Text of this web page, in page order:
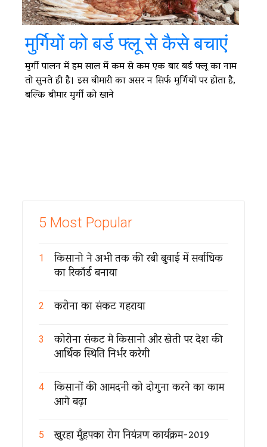
मुर्गियों को बर्ड फ्लू से कैसे बचाएं
मुर्गी पालन में हम साल में कम से कम एक बार बर्ड फ्लू का नाम
तो सुनते ही है। इस बीमारी का असर न सिर्फ मुर्गियों पर होता है,
बल्कि बीमार मुर्गी को खाने
5 Most Popular
1 किसानो ने अभी तक की रबी बुवाई में सर्वाधिक
का रिकॉर्ड बनाया
2 करोना का संकट गहराया
3 कोरोना संकट मे किसानो और खेती पर देश की
आर्थिक स्थिति निर्भर करेगी
4 किसानों की आमदनी को दोगुना करने का काम
आगे बढ़ा
5 खुरहा मुँहपका रोग नियंत्रण कार्यक्रम-2019